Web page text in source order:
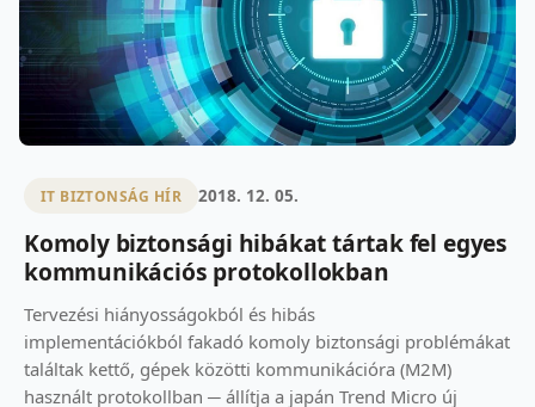
IT BIZTONSÁG HÍR 2018. 12. 05.
Komoly biztonsági hibákat tártak fel egyes
kommunikációs protokollokban
Tervezési hiányosságokból és hibás
implementációkból fakadó komoly biztonsági problémákat
találtak kettő, gépek közötti kommunikációra (M2M)
használt protokollban ─ állítja a japán Trend Micro új